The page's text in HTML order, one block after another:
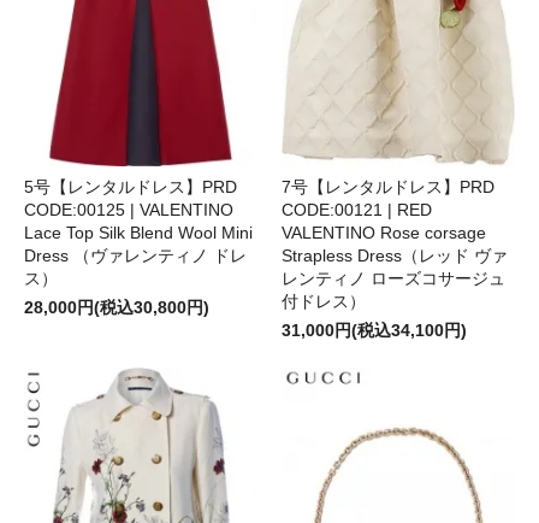
5号【レンタルドレス】PRD
CODE:00125 | VALENTINO
Lace Top Silk Blend Wool Mini
Dress （ヴァレンティノ ドレ
ス）
28,000円(税込30,800円)
7号【レンタルドレス】PRD
CODE:00121 | RED
VALENTINO Rose corsage
Strapless Dress（レッド ヴァ
レンティノ ローズコサージュ
付ドレス）
31,000円(税込34,100円)